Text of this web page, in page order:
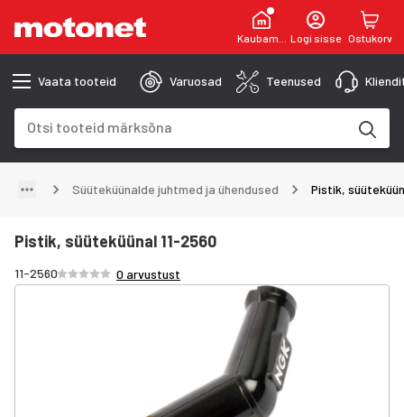
KaubamajaLogi sisse Ostukorv
Vaata tooteid Varuosad Teenused
Süüteküünalde juhtmed ja ühendused Pistik,
Pistik, süüteküünal 11-2560
11-2560Hinnang /5 tähte
0 arvustust